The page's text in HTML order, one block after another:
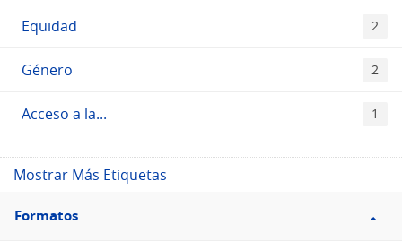
Equidad 2
Género 2
Acceso a la... 1
Mostrar Más Etiquetas
Filtro
Formatos
Formatos